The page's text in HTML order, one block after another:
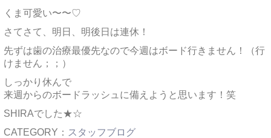
くま可愛い〜〜♡
さてさて、明日、明後日は連休！
先ずは歯の治療最優先なので今週はボード行きません！（行
けません；；）
しっかり休んで
来週からのボードラッシュに備えようと思います！笑
SHIRAでした★☆
CATEGORY： スタッフブログ